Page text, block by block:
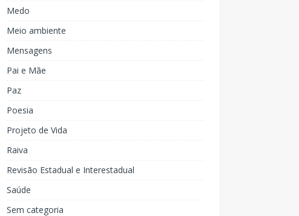
Medo
Meio ambiente
Mensagens
Pai e Mãe
Paz
Poesia
Projeto de Vida
Raiva
Revisão Estadual e Interestadual
Saúde
Sem categoria